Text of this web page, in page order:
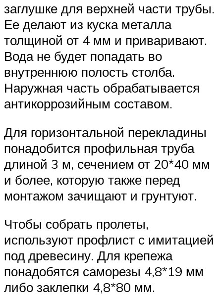
заглушке для верхней части трубы.
Ее делают из куска металла
толщиной от 4 мм и приваривают.
Вода не будет попадать во
внутреннюю полость столба.
Наружная часть обрабатывается
антикоррозийным составом.
Для горизонтальной перекладины
понадобится профильная труба
длиной 3 м, сечением от 20*40 мм
и более, которую также перед
монтажом зачищают и грунтуют.
Чтобы собрать пролеты,
используют профлист с имитацией
под древесину. Для крепежа
понадобятся саморезы 4,8*19 мм
либо заклепки 4,8*80 мм.